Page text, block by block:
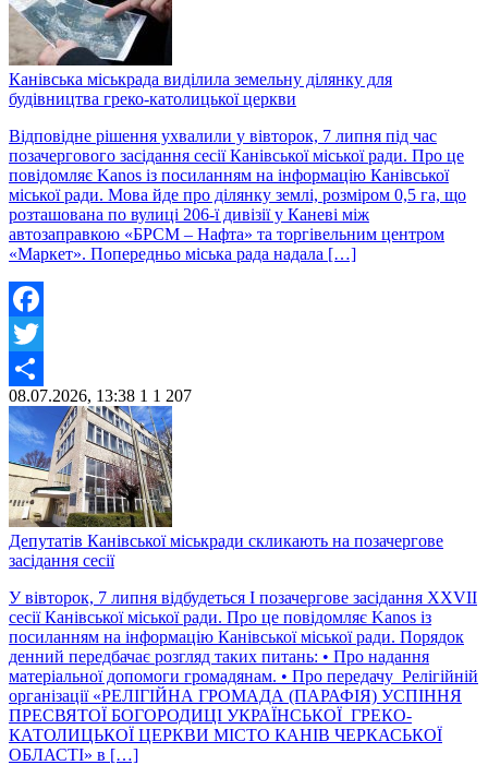
Канівська міськрада виділила земельну ділянку для
будівництва греко-католицької церкви
Відповідне рішення ухвалили у вівторок, 7 липня під час
позачергового засідання сесії Канівської міської ради. Про це
повідомляє Kanos із посиланням на інформацію Канівської
міської ради. Мова йде про ділянку землі, розміром 0,5 га, що
розташована по вулиці 206-ї дивізії у Каневі між
автозаправкою «БРСМ – Нафта» та торгівельним центром
«Маркет». Попередньо міська рада надала […]
Facebook
Twitter
Share
08.07.2026, 13:38 1 1 207
Депутатів Канівської міськради скликають на позачергове
засідання сесії
У вівторок, 7 липня відбудеться І позачергове засідання ХХVIІ
сесії Канівської міської ради. Про це повідомляє Kanos із
посиланням на інформацію Канівської міської ради. Порядок
денний передбачає розгляд таких питань: • Про надання
матеріальної допомоги громадянам. • Про передачу Релігійній
організації «РЕЛІГІЙНА ГРОМАДА (ПАРАФІЯ) УСПІННЯ
ПРЕСВЯТОЇ БОГОРОДИЦІ УКРАЇНСЬКОЇ ГРЕКО-
КАТОЛИЦЬКОЇ ЦЕРКВИ МІСТО КАНІВ ЧЕРКАСЬКОЇ
ОБЛАСТІ» в […]